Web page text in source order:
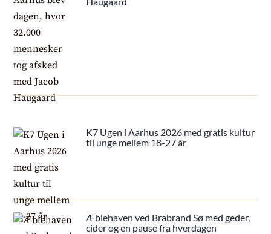
K7 Ugen i Aarhus 2026 med gratis kultur
til unge mellem 18-27 år
Æblehaven ved Brabrand Sø med geder,
cider og en pause fra hverdagen